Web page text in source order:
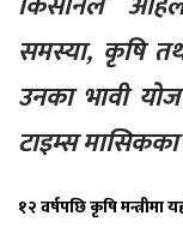
समस्या, कृषि
उनका भावी
टाइम्स
१२ वर्षपछि कृषि